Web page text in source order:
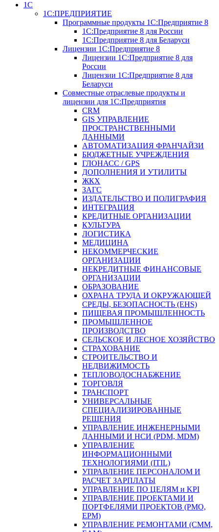
1С
1С:ПРЕДПРИЯТИЕ
Программные продукты 1С:Предприятие 8
1С:Предприятие 8 для России
1С:Предприятие 8 для Беларуси
Лицензии 1С:Предприятие 8
Лицензии 1С:Предприятие 8 для
России
Лицензии 1С:Предприятие 8 для
Беларуси
Совместные отраслевые продукты и
лицензии для 1С:Предприятия
CRM
GIS УПРАВЛЕНИЕ
ПРОСТРАНСТВЕННЫМИ
ДАННЫМИ
АВТОМАТИЗАЦИЯ ФРАНЧАЙЗИ
БЮДЖЕТНЫЕ УЧРЕЖДЕНИЯ
ГЛОНАСС / GPS
ДОПОЛНЕНИЯ И УТИЛИТЫ
ЖКХ
ЗАГС
ИЗДАТЕЛЬСТВО И ПОЛИГРАФИЯ
ИНТЕГРАЦИЯ
КРЕДИТНЫЕ ОРГАНИЗАЦИИ
КУЛЬТУРА
ЛОГИСТИКА
МЕДИЦИНА
НЕКОММЕРЧЕСКИЕ
ОРГАНИЗАЦИИ
НЕКРЕДИТНЫЕ ФИНАНСОВЫЕ
ОРГАНИЗАЦИИ
ОБРАЗОВАНИЕ
ОХРАНА ТРУДА И ОКРУЖАЮЩЕЙ
СРЕДЫ, БЕЗОПАСНОСТЬ (EHS)
ПИЩЕВАЯ ПРОМЫШЛЕННОСТЬ
ПРОМЫШЛЕННОЕ
ПРОИЗВОДСТВО
СЕЛЬСКОЕ И ЛЕСНОЕ ХОЗЯЙСТВО
СТРАХОВАНИЕ
СТРОИТЕЛЬСТВО И
НЕДВИЖИМОСТЬ
ТЕПЛОВОДОСНАБЖЕНИЕ
ТОРГОВЛЯ
ТРАНСПОРТ
УНИВЕРСАЛЬНЫЕ
СПЕЦИАЛИЗИРОВАННЫЕ
РЕШЕНИЯ
УПРАВЛЕНИЕ ИНЖЕНЕРНЫМИ
ДАННЫМИ И НСИ (PDM, MDM)
УПРАВЛЕНИЕ
ИНФОРМАЦИОННЫМИ
ТЕХНОЛОГИЯМИ (ITIL)
УПРАВЛЕНИЕ ПЕРСОНАЛОМ И
РАСЧЕТ ЗАРПЛАТЫ
УПРАВЛЕНИЕ ПО ЦЕЛЯМ и KPI
УПРАВЛЕНИЕ ПРОЕКТАМИ И
ПОРТФЕЛЯМИ ПРОЕКТОВ (PMO,
EPM)
УПРАВЛЕНИЕ РЕМОНТАМИ (CMM,